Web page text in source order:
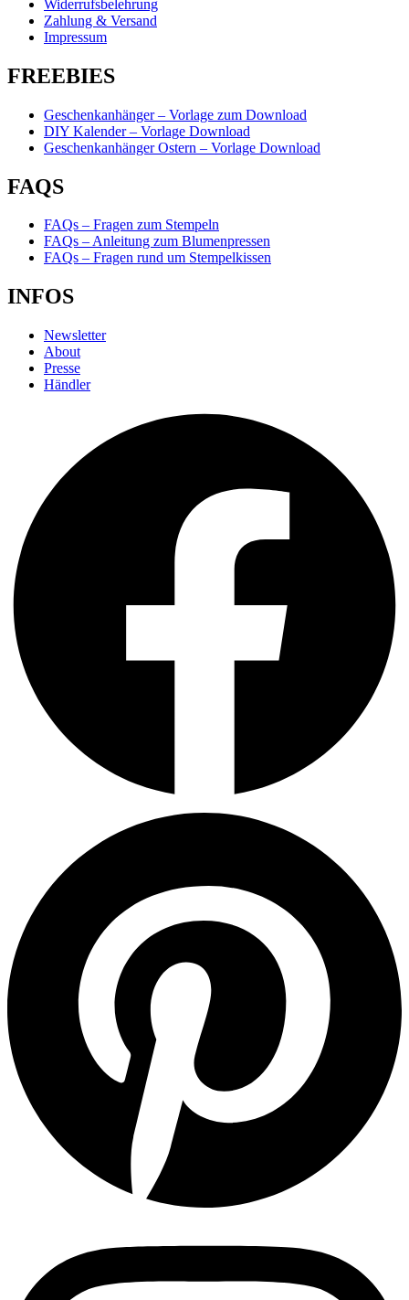
Widerrufsbelehrung
Zahlung & Versand
Impressum
FREEBIES
Geschenkanhänger – Vorlage zum Download
DIY Kalender – Vorlage Download
Geschenkanhänger Ostern – Vorlage Download
FAQS
FAQs – Fragen zum Stempeln
FAQs – Anleitung zum Blumenpressen
FAQs – Fragen rund um Stempelkissen
INFOS
Newsletter
About
Presse
Händler